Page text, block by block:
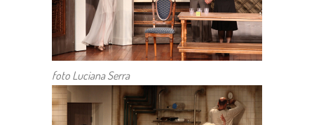
foto Luciana Serra